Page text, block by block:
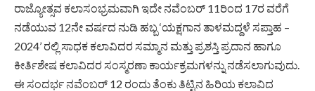
ರಾಜ್ಯೋತ್ಸವ ಕಲಾಸಂಭ್ರಮವಾಗಿ ಇದೇ ನವೆಂಬರ್ 11ರಿಂದ 17ರ ವರೆಗೆ
ನಡೆಯುವ 12ನೇ ವರ್ಷದ ನುಡಿ ಹಬ್ಬ ‘ಯಕ್ಷಗಾನ ತಾಳಮದ್ದಳೆ ಸಪ್ತಾಹ –
2024’ ರಲ್ಲಿ ಸಾಧಕ ಕಲಾವಿದರ ಸಮ್ಮಾನ ಮತ್ತು ಪ್ರಶಸ್ತಿ ಪ್ರದಾನ ಹಾಗೂ
ಕೀರ್ತಿಶೇಷ ಕಲಾವಿದರ ಸಂಸ್ಮರಣಾ ಕಾರ್ಯಕ್ರಮಗಳನ್ನು ನಡೆಸಲಾಗುವುದು.
ಈ ಸಂದರ್ಭ ನವೆಂಬರ್ 12 ರಂದು ತೆಂಕು ತಿಟ್ಟಿನ ಹಿರಿಯ ಕಲಾವಿದ